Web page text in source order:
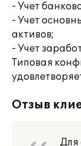
- Учет
- Учет
активов;
- Учет
Типовая
Отзыв
Для